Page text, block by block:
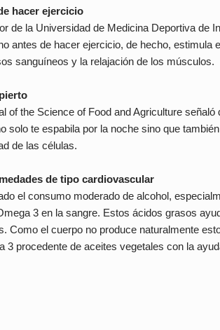
hacer ejercicio
de la Universidad de Medicina Deportiva de
antes de hacer ejercicio, de hecho, estimula
sanguíneos y la relajación de los músculos.
of the Science of Food and Agriculture
solo te espabila por la noche sino que
de las células.
de tipo cardiovascular
el consumo moderado de alcohol,
3 en la sangre. Estos ácidos grasos
Como el cuerpo no produce naturalmente
3 procedente de aceites vegetales con la